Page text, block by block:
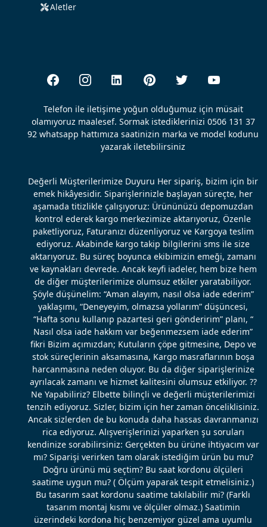
Aletler
Telefon ile iletişime yoğun olduğumuz için müsait
olamıyoruz maalesef. Sormak istediklerinizi 0506 131 37
92 whatsapp hattımıza saatinizin marka ve model kodunu
yazarak iletebilirsiniz
Değerli Müşterilerimize Duyuru Her sipariş, bizim için bir
emek hikâyesidir. Siparişlerinizle başlayan süreçte, her
aşamada titizlikle çalışıyoruz: Ürününüzü depomuzdan
kontrol ederek kargo merkezimize aktarıyoruz, Özenle
paketliyoruz, Faturanızı düzenliyoruz ve Kargoya teslim
ediyoruz. Akabinde kargo takip bilgilerini sms ile size
aktarıyoruz. Bu süreç boyunca ekibimizin emeği, zamanı
ve kaynakları devrede. Ancak keyfi iadeler, hem bize hem
de diğer müşterilerimize olumsuz etkiler yaratabiliyor.
Şöyle düşünelim: “Aman alayım, nasıl olsa iade ederim”
yaklaşımı, “Deneyeyim, olmazsa yollarım” düşüncesi,
“Hafta sonu kullanıp pazartesi geri gönderirim” planı, “
Nasıl olsa iade hakkım var beğenmezsem iade ederim”
fikri Bizim açımızdan; Kutuların çöpe gitmesine, Depo ve
stok süreçlerinin aksamasına, Kargo masraflarının boşa
harcanmasına neden oluyor. Bu da diğer siparişlerinize
ayrılacak zamanı ve hizmet kalitesini olumsuz etkiliyor. ??
Ne Yapabiliriz? Elbette bilinçli ve değerli müşterilerimizi
tenzih ediyoruz. Sizler, bizim için her zaman önceliklisiniz.
Ancak sizlerden de bu konuda daha hassas davranmanızı
rica ediyoruz. Alışverişlerinizi yaparken şu soruları
kendinize sorabilirsiniz: Gerçekten bu ürüne ihtiyacım var
mı? Siparişi verirken tam olarak istediğim ürün bu mu?
Doğru ürünü mü seçtim? Bu saat kordonu ölçüleri
saatime uygun mu? ( Ölçüm yaparak tespit etmelisiniz.)
Bu tasarım saat kordonu saatime takılabilir mi? (Farklı
tasarım montaj kısmı ve ölçüler olmaz.) Saatimin
üzerindeki kordona hiç benzemiyor güzel ama uyumlu